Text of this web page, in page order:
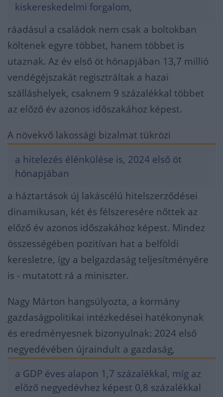
kiskereskedelmi forgalom,
ráadásul a családok nem csak a boltokban
költenek egyre többet, hanem többet is
utaznak. Az év első öt hónapjában 13,7 millió
vendégéjszakát regisztráltak a hazai
szálláshelyek, csaknem 9 százalékkal többet
az előző év azonos időszakához képest.
A növekvő lakossági bizalmat tükrözi
a hitelezés élénkülése is, 2024 első öt
hónapjában
a háztartások új lakáscélú hitelszerződései
dinamikusan, két és félszeresére nőttek az
előző év azonos időszakához képest. Mindez
összességében pozitívan hat a belföldi
keresletre, így a belgazdaság teljesítményére
is - mutatott rá a miniszter.
Nagy Márton hangsúlyozta, a kormány
gazdaságpolitikai intézkedései hatékonynak
és eredményesnek bizonyulnak: 2024 első
negyedévében újraindult a gazdaság,
a GDP éves alapon 1,7 százalékkal, míg az
előző negyedévhez képest 0,8 százalékkal